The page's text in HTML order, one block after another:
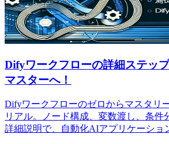
Difyワークフローの詳細ステッ
マスターへ！
Difyワークフローのゼロからマスタリ
リアル。ノード構成、変数渡し、条件
詳細説明で、自動化AIアプリケーショ